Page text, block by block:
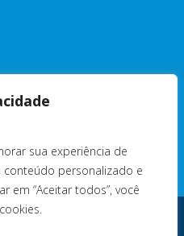
sua experiência de
conteúdo personalizado e
em “Aceitar todos”, você